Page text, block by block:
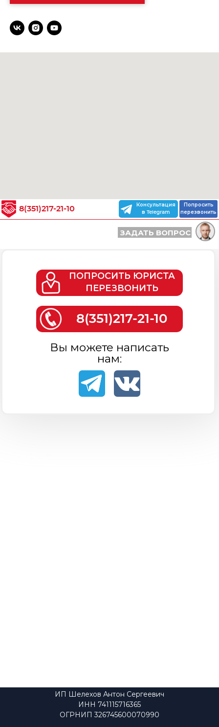
Попросить
перезвонить
8(351)217-21-10
Консультация
в Telegram
ЗАДАТЬ ВОПРОС
8(351)217-21-10
Вы можете написать
нам:
ПОПРОСИТЬ ЮРИСТА
ПЕРЕЗВОНИТЬ
ИП Шелехов Антон Сергеевич
ИНН 741115716365
ОГРНИП 326745600070990